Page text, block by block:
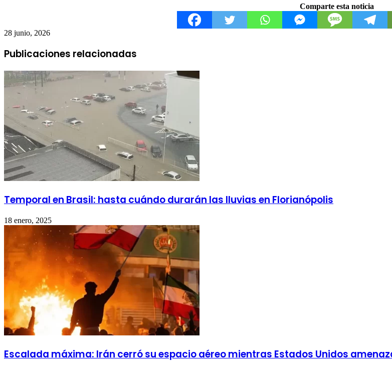
Comparte esta noticia
28 junio, 2026
Publicaciones relacionadas
Temporal en Brasil: hasta cuándo durarán las lluvias en Florianópolis
18 enero, 2025
Escalada máxima: Irán cerró su espacio aéreo mientras Estados Unidos